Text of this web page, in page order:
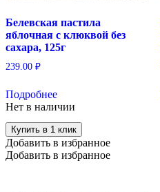
Белевская пастила
яблочная с клюквой без
сахара, 125г
239.00 ₽
Подробнее
Нет в наличии
Купить в 1 клик
Добавить в избранное
Добавить в избранное